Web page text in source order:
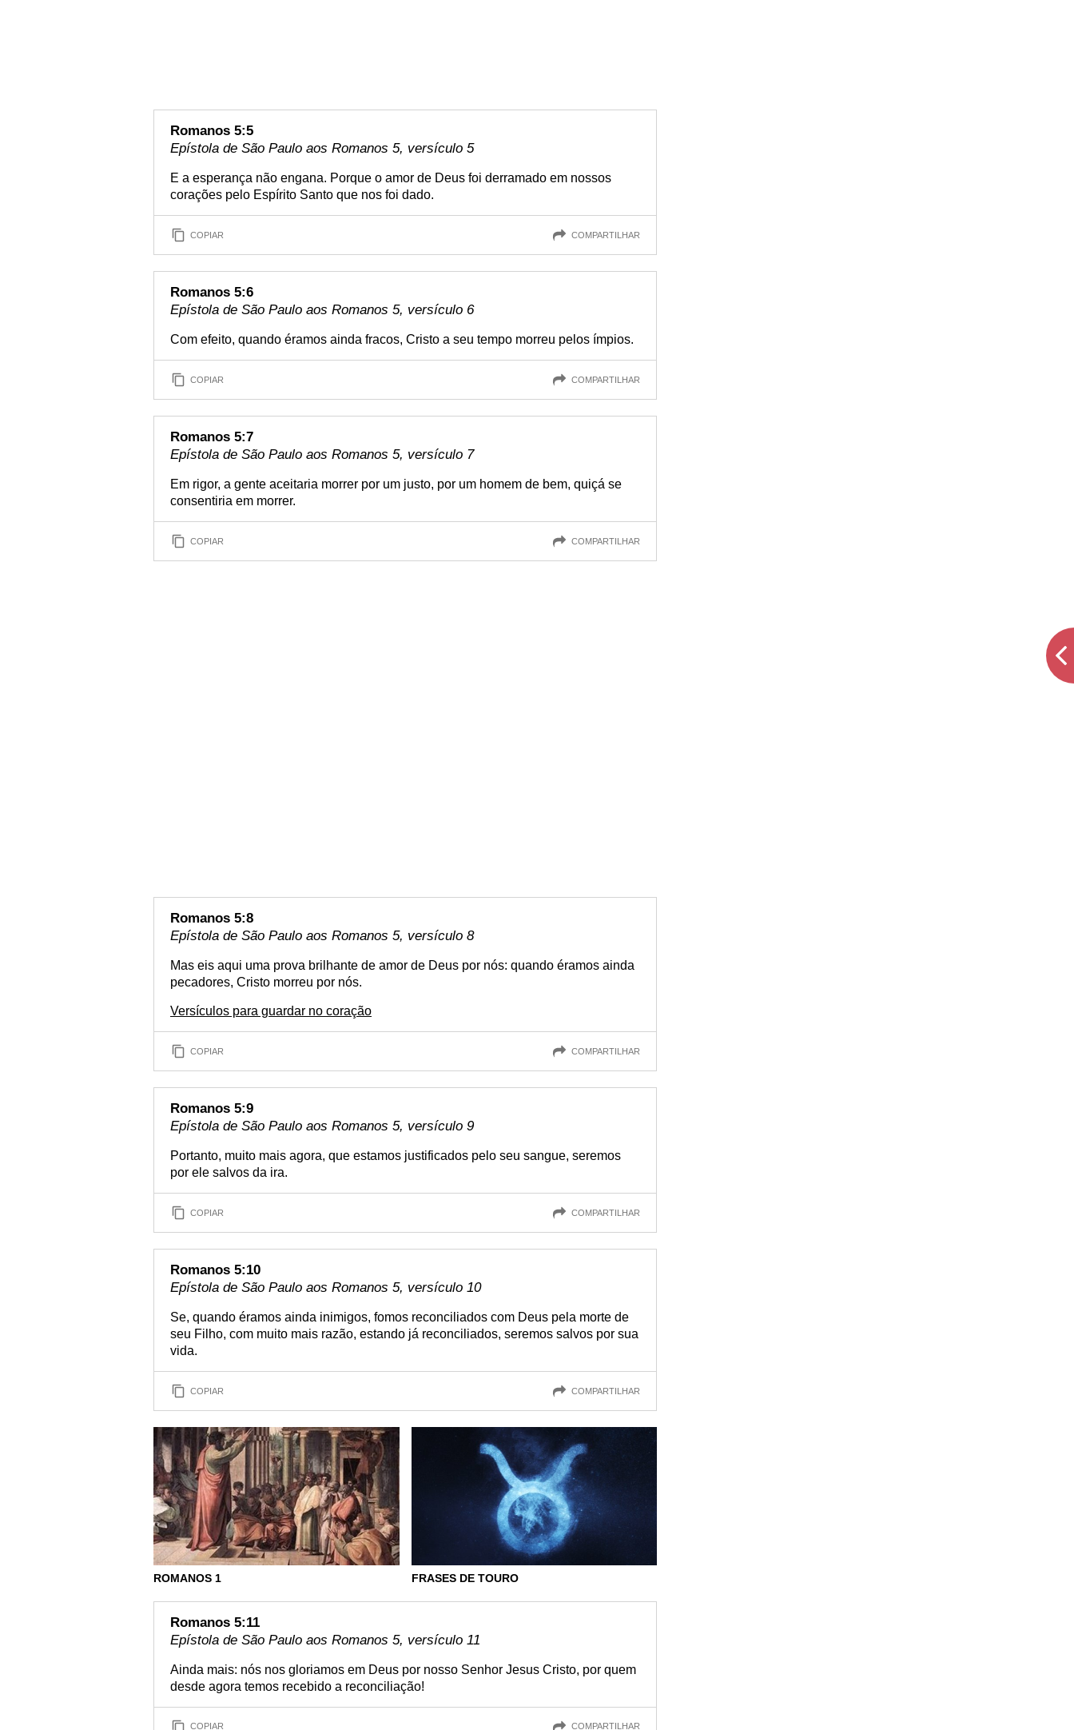
Romanos 5:5
Epístola de São Paulo aos Romanos 5, versículo 5
E a esperança não engana. Porque o amor de Deus foi derramado em nossos
corações pelo Espírito Santo que nos foi dado.
COPIAR COMPARTILHAR
Romanos 5:6
Epístola de São Paulo aos Romanos 5, versículo 6
Com efeito, quando éramos ainda fracos, Cristo a seu tempo morreu pelos ímpios.
COPIAR COMPARTILHAR
Romanos 5:7
Epístola de São Paulo aos Romanos 5, versículo 7
Em rigor, a gente aceitaria morrer por um justo, por um homem de bem, quiçá se
consentiria em morrer.
COPIAR COMPARTILHAR
Romanos 5:8
Epístola de São Paulo aos Romanos 5, versículo 8
Mas eis aqui uma prova brilhante de amor de Deus por nós: quando éramos ainda
pecadores, Cristo morreu por nós.
Versículos para guardar no coração
COPIAR COMPARTILHAR
Romanos 5:9
Epístola de São Paulo aos Romanos 5, versículo 9
Portanto, muito mais agora, que estamos justificados pelo seu sangue, seremos
por ele salvos da ira.
COPIAR COMPARTILHAR
Romanos 5:10
Epístola de São Paulo aos Romanos 5, versículo 10
Se, quando éramos ainda inimigos, fomos reconciliados com Deus pela morte de
seu Filho, com muito mais razão, estando já reconciliados, seremos salvos por sua
vida.
COPIAR COMPARTILHAR
ROMANOS 1 FRASES DE TOURO
Romanos 5:11
Epístola de São Paulo aos Romanos 5, versículo 11
Ainda mais: nós nos gloriamos em Deus por nosso Senhor Jesus Cristo, por quem
desde agora temos recebido a reconciliação!
COPIAR COMPARTILHAR